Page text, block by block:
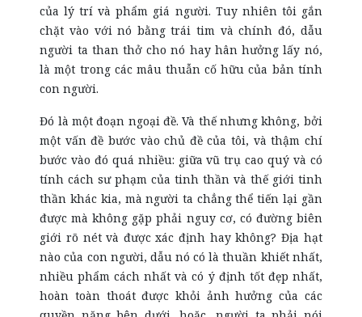
của lý trí và phẩm giá người. Tuy nhiên tôi gắn
chặt vào với nó bằng trái tim và chính đó, dẫu
người ta than thở cho nó hay hân hưởng lấy nó,
là một trong các mâu thuẫn cố hữu của bản tính
con người.
Đó là một đoạn ngoại đề. Và thế nhưng không, bởi
một vấn đề bước vào chủ đề của tôi, và thậm chí
bước vào đó quá nhiều: giữa vũ trụ cao quý và có
tính cách sư phạm của tinh thần và thế giới tinh
thần khác kia, mà người ta chẳng thể tiến lại gần
được mà không gặp phải nguy cơ, có đường biên
giới rõ nét và được xác định hay không? Địa hạt
nào của con người, dẫu nó có là thuần khiết nhất,
nhiều phẩm cách nhất và có ý định tốt đẹp nhất,
hoàn toàn thoát được khỏi ảnh hưởng của các